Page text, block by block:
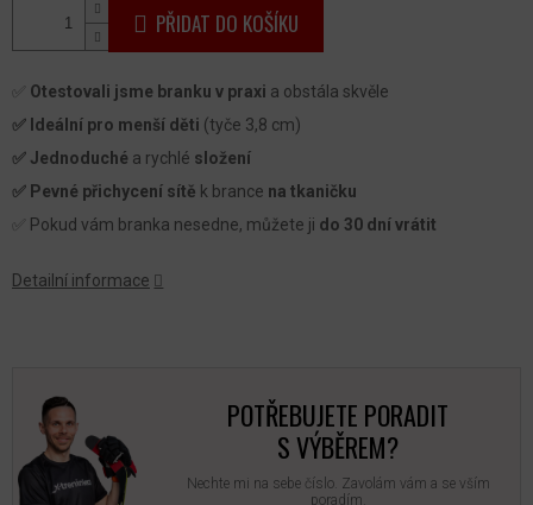
PŘIDAT DO KOŠÍKU
Otestovali jsme branku v praxi a obstála skvěle
✅ Ideální pro menší děti (tyče 3,8 cm)
✅ Jednoduché a rychlé složení
✅ Pevné přichycení sítě k brance na tkaničku
✅ Pokud vám branka nesedne, můžete ji do 30 dní vrátit
Detailní informace
POTŘEBUJETE PORADIT
S VÝBĚREM?
Nechte mi na sebe číslo. Zavolám vám a se vším
poradím.